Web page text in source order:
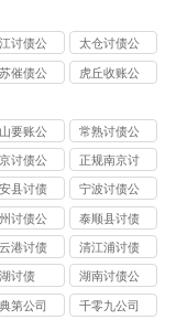
讨债公
太仓讨债公
司
催债公
虎丘收账公
要账公
常熟讨债公
司
讨债公
正规南京讨
债公司
县讨债
宁波讨债公
司
讨债公
泰顺县讨债
港讨债
清江浦讨债
讨债
湖南讨债公
司
第公司 千零九公司